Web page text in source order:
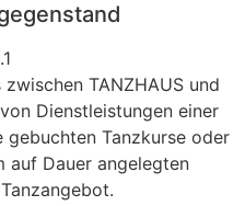
TANZHAUS und
Dienstleistungen einer
Tanzkurse oder
auf Dauer angelegten